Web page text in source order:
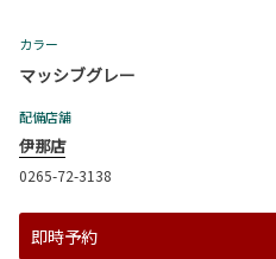
カラー
マッシブグレー
配備店舗
伊那店
0265-72-3138
即時予約